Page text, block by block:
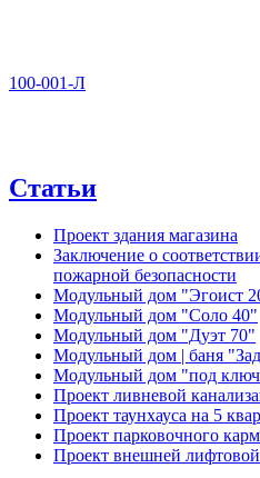
100-001-Л
Статьи
Проект здания магазина
Заключение о
пожарной безопасности
Модульный дом "Эгоист
Модульный дом "Соло 40"
Модульный дом "Дуэт 70"
Модульный дом | баня
Модульный дом "под
Проект ливневой
Проект таунхауса на 5
Проект парковочного
Проект внешней